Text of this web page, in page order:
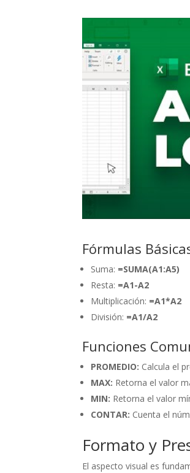
Fórmulas
Suma: =SUMA(A1:A5)
Resta: =A1-A2
Multiplicación: =A1*A2
División: =A1/A2
Funciones
PROMEDIO: Calcula el
MAX: Retorna el valor
MIN: Retorna el valor
CONTAR: Cuenta el
Formato y
El aspecto visual es